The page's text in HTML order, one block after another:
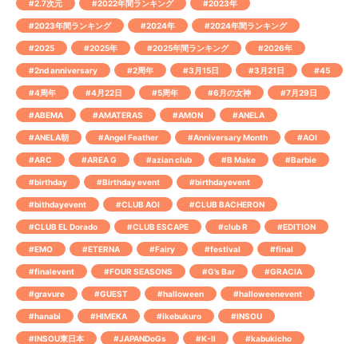
#2.7次元 #2022年間ランキング #2023年
#2023年間ランキング #2024年 #2024年間ランキング
#2025 #2025年 #2025年間ランキング #2026年
#2nd anniversary #2周年 #3月15日 #3月21日 #45
#4周年 #4月22日 #5周年 #6月の女神 #7月29日
#ABEMA #AMATERAS #AMON #ANELA
#ANELA朝 #Angel Feather #Anniversary Month #AOI
#ARC #AREA G #azian club #B Make #Barbie
#birthday #Birthday event #birthdayevent
#bithdayevent #CLUB AOI #CLUB BACHERON
#CLUB EL Dorado #CLUB ESCAPE #club R #EDITION
#EMO #ETERNA #Fairy #festival #final
#finalevent #FOUR SEASONS #G’s Bar #GRACIA
#gravure #GUEST #halloween #halloweenevent
#hanabi #HIMEKA #ikebukuro #INSOU
#INSOU東日本 #JAPANDoGs #K-Ⅱ #kabukicho